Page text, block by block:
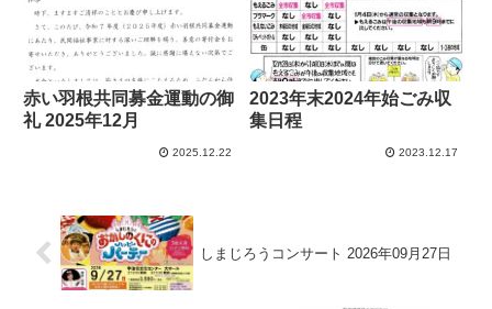
赤い羽根共同募金運動の御
礼 2025年12月
2025.12.22
2023年末2024年始ごみ収
集日程
2023.12.17
しまじろうコンサート 2026年09月27日